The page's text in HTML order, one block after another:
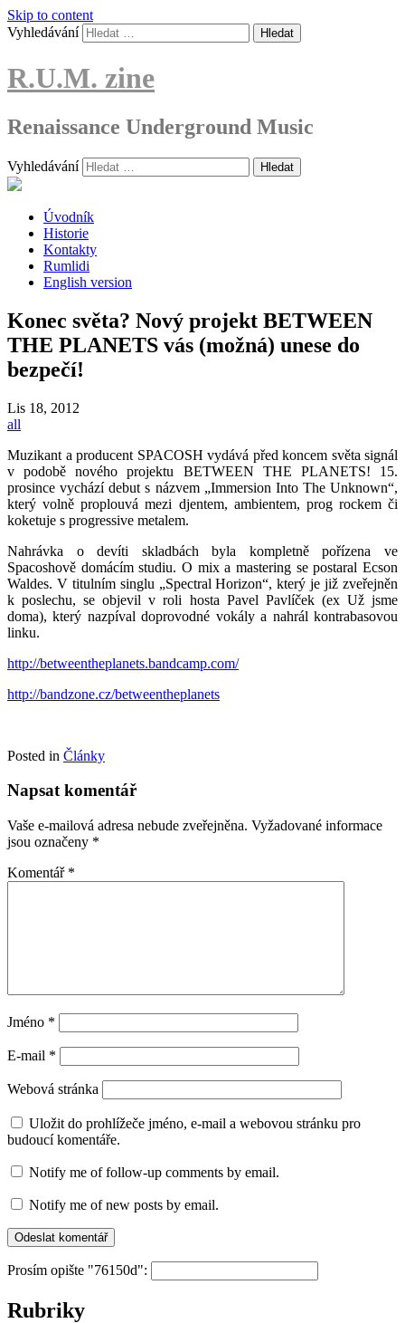
Skip to content
Vyhledávání
R.U.M. zine
Renaissance Underground Music
Vyhledávání
Úvodník
Historie
Kontakty
Rumlidi
English version
Konec světa? Nový projekt BETWEEN
THE PLANETS vás (možná) unese do
bezpečí!
Lis 18, 2012
all
Muzikant a producent SPACOSH vydává před koncem světa signál
v podobě nového projektu BETWEEN THE PLANETS! 15.
prosince vychází debut s názvem „Immersion Into The Unknown“,
který volně proplouvá mezi djentem, ambientem, prog rockem či
koketuje s progressive metalem.
Nahrávka o devíti skladbách byla kompletně pořízena ve
Spacoshově domácím studiu. O mix a mastering se postaral Ecson
Waldes. V titulním singlu „Spectral Horizon“, který je již zveřejněn
k poslechu, se objevil v roli hosta Pavel Pavlíček (ex Už jsme
doma), který nazpíval doprovodné vokály a nahrál kontrabasovou
linku.
http://betweentheplanets.bandcamp.com/
http://bandzone.cz/betweentheplanets
Posted in Články
Napsat komentář
Vaše e-mailová adresa nebude zveřejněna. Vyžadované informace
jsou označeny *
Komentář *
Jméno *
E-mail *
Webová stránka
Uložit do prohlížeče jméno, e-mail a webovou stránku pro
budoucí komentáře.
Notify me of follow-up comments by email.
Notify me of new posts by email.
Prosím opište "76150d":
Rubriky